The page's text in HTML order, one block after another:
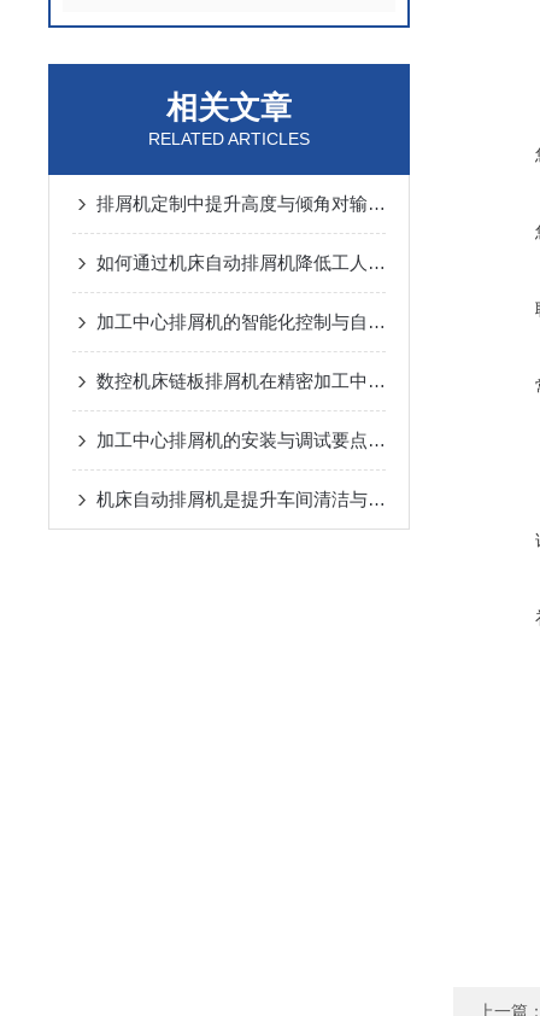
相关文章
RELATED ARTICLES
排屑机定制中提升高度与倾角对输送能力的动力学分析
如何通过机床自动排屑机降低工人劳动强度？
加工中心排屑机的智能化控制与自动化优势
数控机床链板排屑机在精密加工中的应用优势说明
加工中心排屑机的安装与调试要点说明
机床自动排屑机是提升车间清洁与效率的设备
上一篇